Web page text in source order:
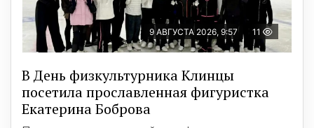
9 АВГУСТА 2026, 9:57 11
В День физкультурника Клинцы
посетила прославленная фигуристка
Екатерина Боброва